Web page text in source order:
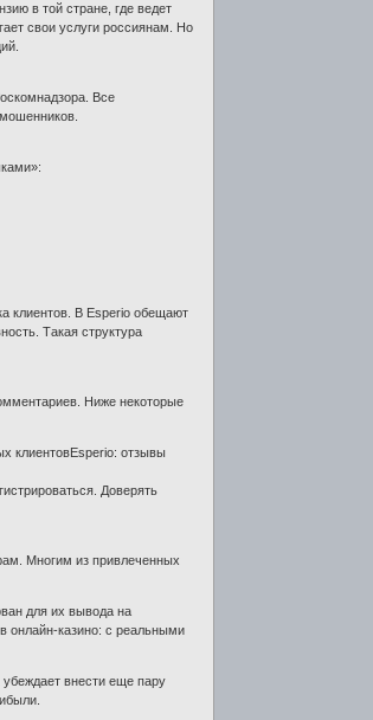
в той стране, где ведет
свои услуги россиянам. Но
Все
клиентов. В Esperio обещают
Такая структура
Ниже некоторые
клиентовEsperio: отзывы
Доверять
Многим из привлеченных
для их вывода на
онлайн-казино: с реальными
внести еще пару